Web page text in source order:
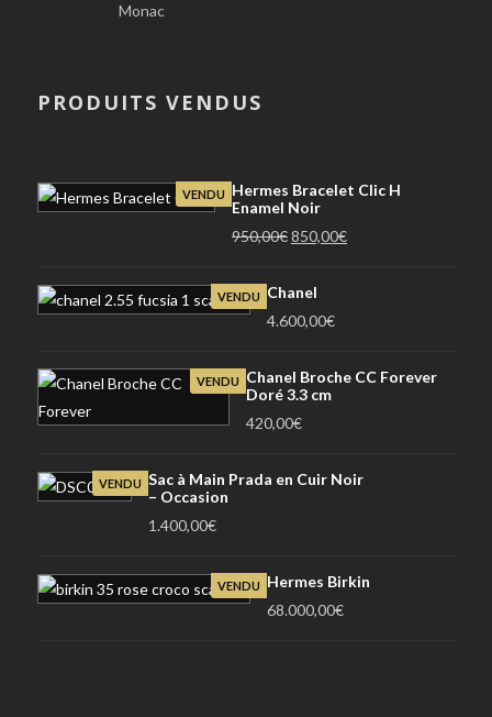
Monac
PRODUITS VENDUS
VENDU
Hermes Bracelet Clic H
Enamel Noir
950,00€Le
initial
était :
850,00€Le
VENDU
Chanel
4.600,00€
VENDU
Chanel Broche CC Forever
Doré 3.3 cm
420,00€
VENDU Sac à Main Prada en Cuir Noir
– Occasion
1.400,00€
VENDU
Hermes Birkin
68.000,00€